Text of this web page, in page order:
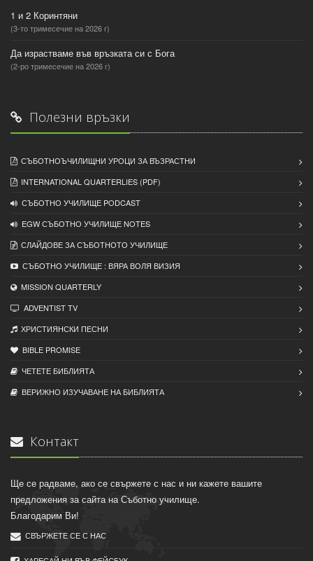
1 и 2 Коринтяни
(3-то тримесечие на 2026 г)
Да израстваме във връзката си с Бога
(2-ро тримесечие на 2026 г)
Полезни връзки
СЪБОТНОЪЧИЛИЩНИ УРОЦИ ЗА ВЪЗРАСТНИ
INTERNATIONAL QUARTERLIES (PDF)
СЪБОТНО УЧИЛИЩЕ PODCAST
EGW СЪБОТНО УЧИЛИЩЕ NOTES
СЛАЙДОВЕ ЗА СЪБОТНОТО УЧИЛИЩЕ
СЪБОТНО УЧИЛИЩЕ : ВЯРА ВОЛЯ ВИЗИЯ
MISSION QUARTERLY
ADVENTIST TV
ХРИСТИЯНСКИ ПЕСНИ
BIBLE PROMISE
ЧЕТЕТЕ БИБЛИЯТА
ВЕРИЖНО ИЗУЧАВАНЕ НА БИБЛИЯТА
Контакт
Ще се радваме, ако се свържете с нас и ни кажете вашите
предложения за сайта на Съботно училище.
Благодарим Ви!
СВЪРЖЕТЕ СЕ С НАС